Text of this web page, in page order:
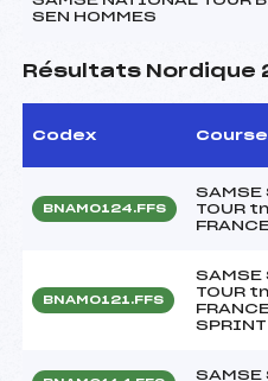
SEN HOMMES
Résultats Nordique
Codex Course
BNAM0124.FFS
SAMSE
TOUR
BNAM0121.FFS
SAMSE
TOUR
SPRINT
SAMSE